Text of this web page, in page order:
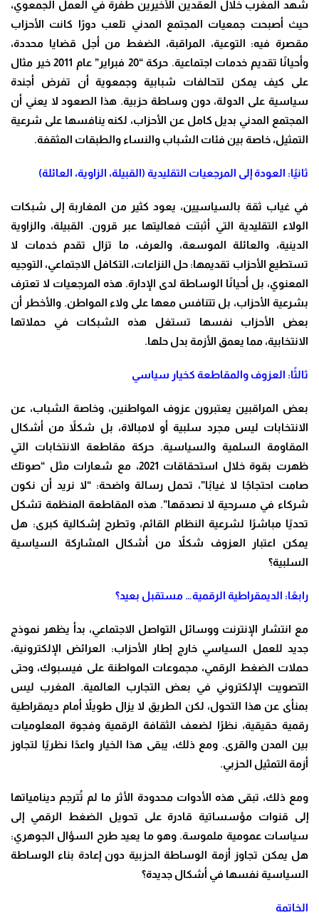
شهد المغرب خلال العقدين الأخيرين طفرة في العمل الجمعوي،
حيث أصبحت جمعيات المجتمع المدني تلعب دورًا كانت الأحزاب
مقصرة فيه: التوعية، المراقبة، الضغط من أجل قضايا محددة،
وأحيانًا تقديم خدمات اجتماعية. حركة “20 فبراير” عام 2011 خير مثال
على كيف يمكن لتحالفات شبابية وجمعوية أن تفرض أجندة
سياسية على الدولة، دون وساطة حزبية. هذا الصعود لا يعني أن
المجتمع المدني بديل كامل عن الأحزاب، لكنه ينافسها على شرعية
التمثيل، خاصة بين فئات الشباب والنساء والطبقات المثقفة.
ثانيًا: العودة إلى المرجعيات التقليدية (القبيلة، الزاوية، العائلة)
في غياب ثقة بالسياسيين، يعود كثير من المغاربة إلى شبكات
الولاء التقليدية التي أثبتت فعاليتها عبر قرون. القبيلة، والزاوية
الدينية، والعائلة الموسعة، والعرف، ما تزال تقدم خدمات لا
تستطيع الأحزاب تقديمها: حل النزاعات، التكافل الاجتماعي، التوجيه
المعنوي، بل أحيانًا الوساطة لدى الإدارة. هذه المرجعيات لا تعترف
بشرعية الأحزاب، بل تتنافس معها على ولاء المواطن. والأخطر أن
بعض الأحزاب نفسها تستغل هذه الشبكات في حملاتها
الانتخابية، مما يعمق الأزمة بدل حلها.
ثالثًا: العزوف والمقاطعة كخيار سياسي
بعض المراقبين يعتبرون عزوف المواطنين، وخاصة الشباب، عن
الانتخابات ليس مجرد سلبية أو لامبالاة، بل شكلاً من أشكال
المقاومة السلمية والسياسية. حركة مقاطعة الانتخابات التي
ظهرت بقوة خلال استحقاقات 2021، مع شعارات مثل “صوتك
صامت احتجاجًا لا غيابًا”، تحمل رسالة واضحة: “لا نريد أن نكون
شركاء في مسرحية لا نصدقها”. هذه المقاطعة المنظمة تشكل
تحديًا مباشرًا لشرعية النظام القائم، وتطرح إشكالية كبرى: هل
يمكن اعتبار العزوف شكلاً من أشكال المشاركة السياسية
السلبية؟
رابعًا: الديمقراطية الرقمية… مستقبل بعيد؟
مع انتشار الإنترنت ووسائل التواصل الاجتماعي، بدأ يظهر نموذج
جديد للعمل السياسي خارج إطار الأحزاب: العرائض الإلكترونية،
حملات الضغط الرقمي، مجموعات المواطنة على فيسبوك، وحتى
التصويت الإلكتروني في بعض التجارب العالمية. المغرب ليس
بمنأى عن هذا التحول، لكن الطريق لا يزال طويلاً أمام ديمقراطية
رقمية حقيقية، نظرًا لضعف الثقافة الرقمية وفجوة المعلوميات
بين المدن والقرى. ومع ذلك، يبقى هذا الخيار واعدًا نظريًا لتجاوز
أزمة التمثيل الحزبي.
ومع ذلك، تبقى هذه الأدوات محدودة الأثر ما لم تُترجم دينامياتها
إلى قنوات مؤسساتية قادرة على تحويل الضغط الرقمي إلى
سياسات عمومية ملموسة. وهو ما يعيد طرح السؤال الجوهري:
هل يمكن تجاوز أزمة الوساطة الحزبية دون إعادة بناء الوساطة
السياسية نفسها في أشكال جديدة؟
الخاتمة